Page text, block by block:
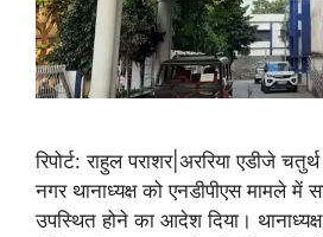
रिपोर्ट: राहुल पराशर|अररिया एडीजे
नगर थानाध्यक्ष को एनडीपीएस मामले में
उपस्थित होने का आदेश दिया।